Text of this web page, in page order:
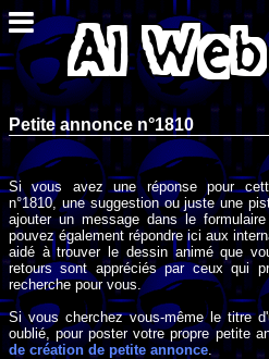
Petite annonce n°1810
Si vous avez une réponse pour
n°1810, une suggestion ou juste une
ajouter un message dans le
pouvez également répondre ici aux
aidé à trouver le dessin animé que
retours sont appréciés par ceux qui
recherche pour vous.
Si vous cherchez vous-même le titre
oublié, pour poster votre propre petite
de création de petite annonce .